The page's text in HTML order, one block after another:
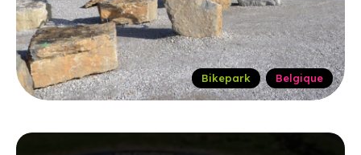
Bikepark Belgique